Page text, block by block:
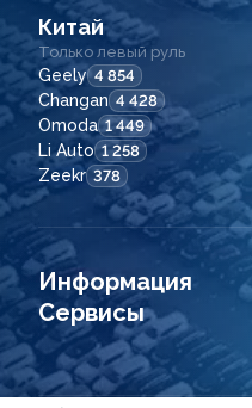
Китай
Только левый руль
Geely 4 854
Changan 4 428
Omoda 1 449
Li Auto 1 258
Zeekr 378
Информация
Сервисы